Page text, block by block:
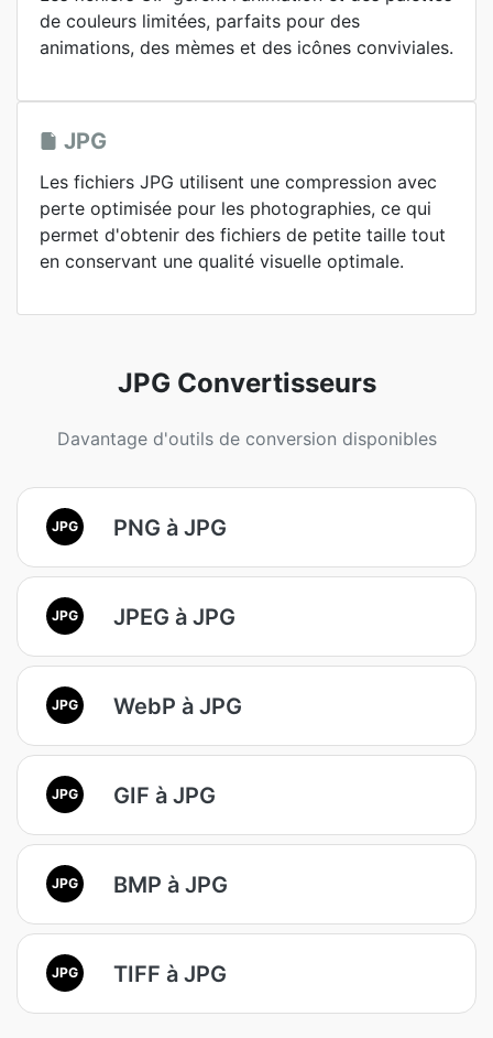
de couleurs limitées, parfaits pour des
animations, des mèmes et des icônes conviviales.
JPG
Les fichiers JPG utilisent une compression avec
perte optimisée pour les photographies, ce qui
permet d'obtenir des fichiers de petite taille tout
en conservant une qualité visuelle optimale.
JPG Convertisseurs
Davantage d'outils de conversion disponibles
JPG PNG à JPG
JPG JPEG à JPG
JPG WebP à JPG
JPG GIF à JPG
JPG BMP à JPG
JPG TIFF à JPG